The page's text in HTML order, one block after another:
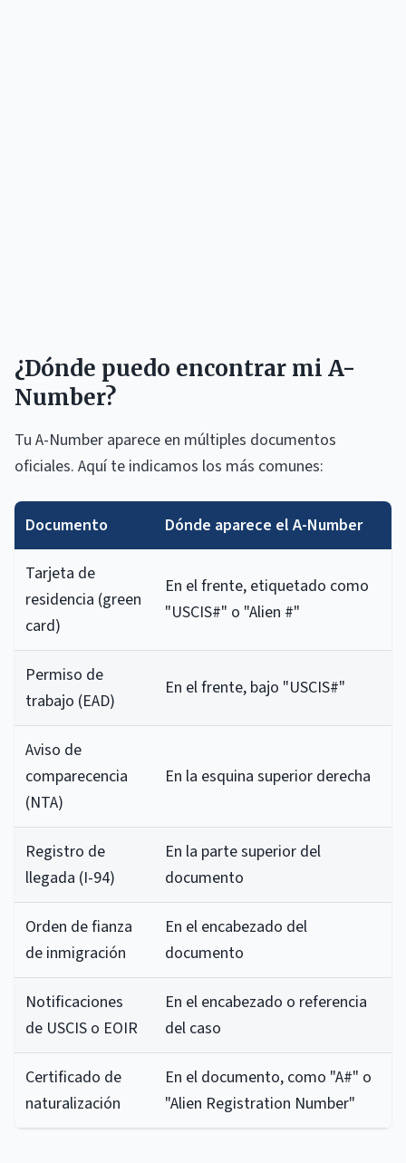
¿Dónde puedo encontrar mi A-
Number?
Tu A-Number aparece en múltiples documentos
oficiales. Aquí te indicamos los más comunes:
Documento Dónde aparece el A-Number
Tarjeta de
residencia (green
card)
En el frente, etiquetado como
"USCIS#" o "Alien #"
Permiso de
trabajo (EAD)
En el frente, bajo "USCIS#"
Aviso de
comparecencia
(NTA)
En la esquina superior derecha
Registro de
llegada (I-94)
En la parte superior del
documento
Orden de fianza
de inmigración
En el encabezado del
documento
Notificaciones
de USCIS o EOIR
En el encabezado o referencia
del caso
Certificado de
naturalización
En el documento, como "A#" o
"Alien Registration Number"